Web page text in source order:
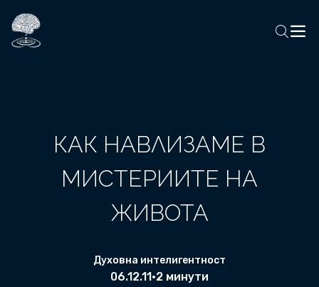
КАК НАВЛИЗАМЕ В
МИСТЕРИИТЕ НА
ЖИВОТА
Духовна интелигентност
06.12.11•2 минути